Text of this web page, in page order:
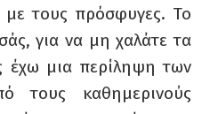
με τους πρόσφυγες. Το
για να μη χαλάτε τα
έχω μια περίληψη των
τους καθημερινούς